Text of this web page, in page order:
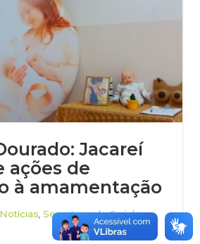
Jacareí
ações de
à amamentação
Notícias Secretaria de Saúde